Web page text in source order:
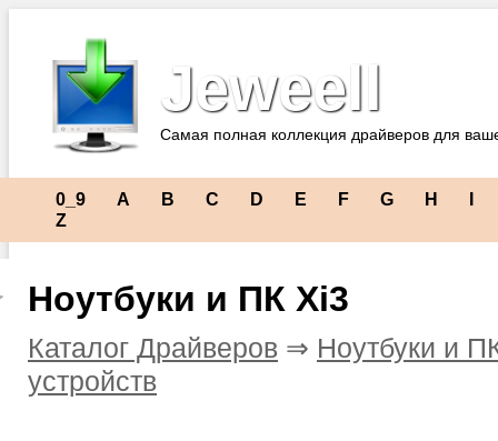
Jeweell
Самая полная коллекция драйверов для
0_9 A B C D E F G H
Z
Ноутбуки и ПК Xi3
Каталог Драйверов ⇒ Ноутбуки и
устройств